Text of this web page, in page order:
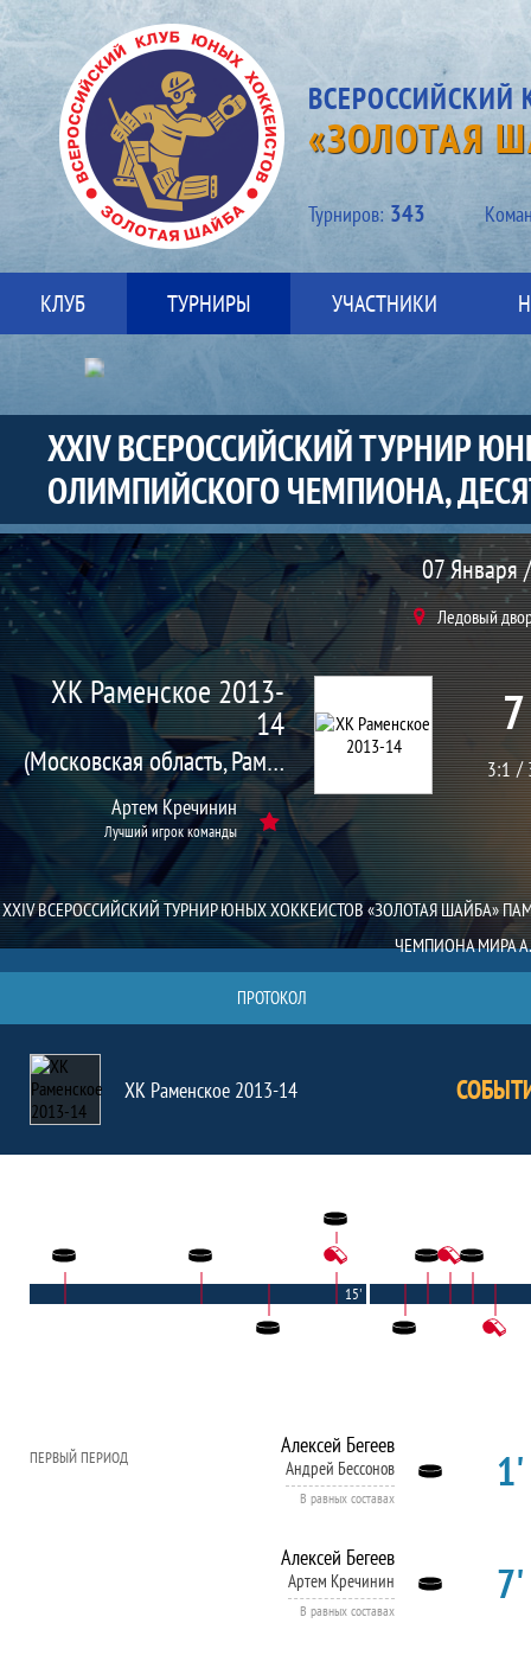
«ЗОЛОТАЯ
Турниров: 343
КЛУБ ТУРНИРЫ УЧАСТНИКИ
XXIV ВСЕРОССИЙСКИЙ ТУРНИР
ОЛИМПИЙСКОГО ЧЕМПИОНА,
Матч
07 Января
Ледовый
ХК Раменское 2013-
14
(Московская область, Раменское г.)
Артем Кречинин
Лучший игрок команды
3:1
XXIV ВСЕРОССИЙСКИЙ ТУРНИР ЮНЫХ ХОККЕИСТОВ «ЗОЛОТАЯ ШАЙБА»
ЧЕМПИОНА МИРА
ПРОТОКОЛ
ХК Раменское 2013-14
15'
ПЕРВЫЙ ПЕРИОД Алексей Бегеев
Андрей Бессонов
В равных составах
Алексей Бегеев
Артем Кречинин
В равных составах